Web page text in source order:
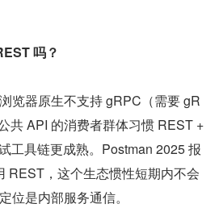
吗？
览器原生不支持 gRPC（需要 gR
共 API 的消费者群体习惯 REST +
工具链更成熟。Postman 2025 报
REST，这个生态惯性短期内不会
位是内部服务通信。